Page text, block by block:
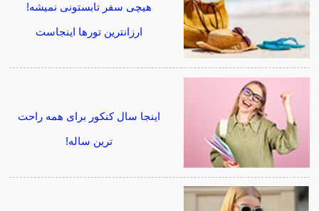
هیچی سفر تابستونی نمیشه!
ارزانترین تورها اینجاست
اینجا سال کنکور برای همه راحت
ترین ساله!